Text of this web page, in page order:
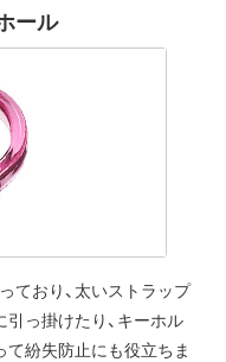
ール
ており、太いストラップ
っ掛けたり、キーホル
て紛失防止にも役立ちま